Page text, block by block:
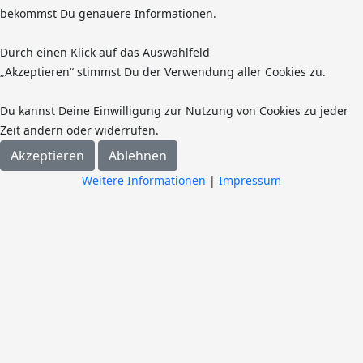
bekommst Du genauere Informationen.
Durch einen Klick auf das Auswahlfeld
„Akzeptieren“ stimmst Du der Verwendung aller Cookies zu.
Du kannst Deine Einwilligung zur Nutzung von Cookies zu jeder
Zeit ändern oder widerrufen.
Akzeptieren Ablehnen
Weitere Informationen | Impressum